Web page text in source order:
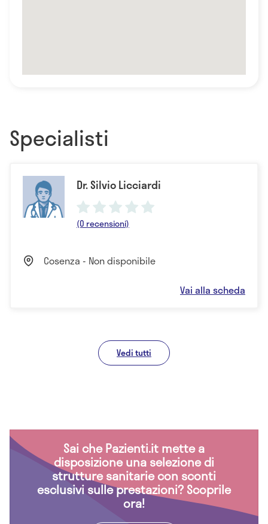
Specialisti
Dr. Silvio Licciardi
(0 recensioni)
Cosenza - Non disponibile
Vai alla scheda
Vedi tutti
Sai che Pazienti.it mette a
disposizione una selezione di
strutture sanitarie con sconti
esclusivi sulle prestazioni? Scoprile
ora!